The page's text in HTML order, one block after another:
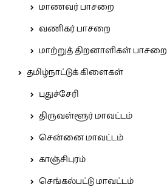
மாணவர் பாசறை
வணிகர் பாசறை
மாற்றுத் திறனாளிகள் பாசறை
தமிழ்நாட்டுக் கிளைகள்
புதுச்சேரி
திருவள்ளூர் மாவட்டம்
சென்னை மாவட்டம்
காஞ்சிபுரம்
செங்கல்பட்டு மாவட்டம்